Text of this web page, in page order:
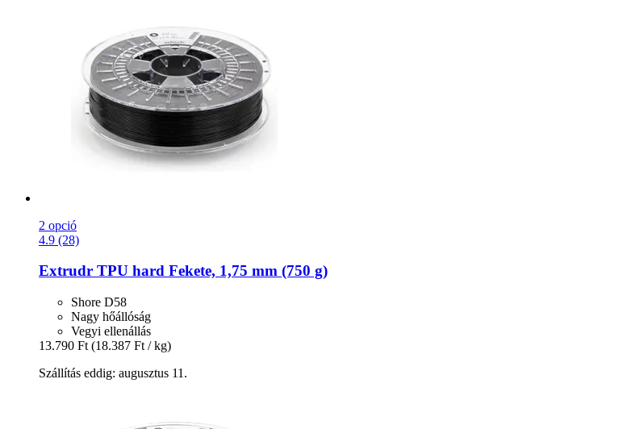
2 opció
4.9 (28)
Extrudr TPU hard Fekete, 1,75 mm (750 g)
Shore D58
Nagy hőállóság
Vegyi ellenállás
13.790 Ft (18.387 Ft / kg)
Szállítás eddig: augusztus 11.